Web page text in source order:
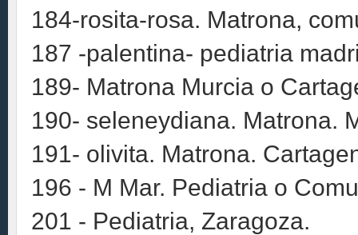
184-rosita-rosa. Matrona,
187 -palentina- pediatria
189- Matrona Murcia o
190- seleneydiana. Matrona.
191- olivita. Matrona.
196 - M Mar. Pediatria o
201 - Pediatria, Zaragoza.